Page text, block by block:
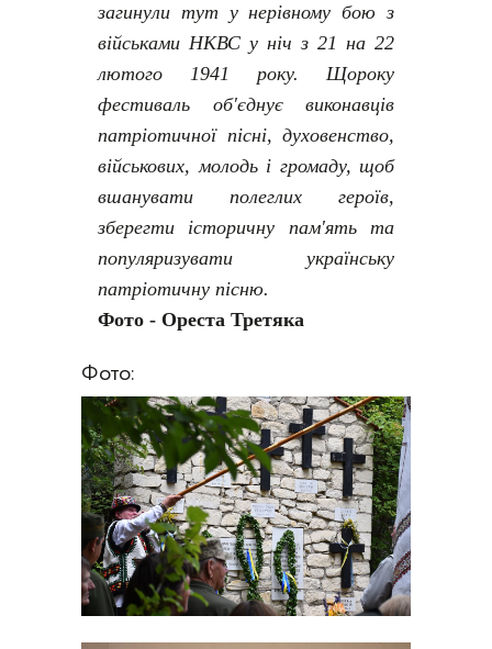
загинули тут у нерівному бою з
військами НКВС у ніч з 21 на 22
лютого 1941 року. Щороку
фестиваль об'єднує виконавців
патріотичної пісні, духовенство,
військових, молодь і громаду, щоб
вшанувати полеглих героїв,
зберегти історичну пам'ять та
популяризувати українську
патріотичну пісню.
Фото - Ореста Третяка
Фото: